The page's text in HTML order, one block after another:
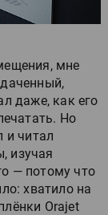
мне
даже, как его
Но
и читал
изучая
— потому что
хватило на
Orajet